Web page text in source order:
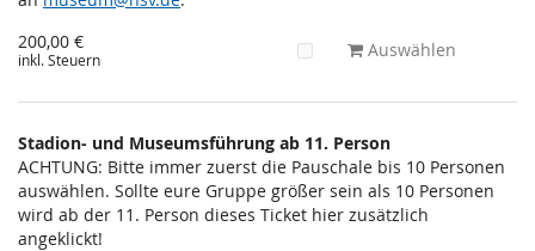
200,00 €
inkl. Steuern Auswählen
Stadion- und Museumsführung ab 11. Person
ACHTUNG: Bitte immer zuerst die Pauschale bis 10 Personen
auswählen. Sollte eure Gruppe größer sein als 10 Personen
wird ab der 11. Person dieses Ticket hier zusätzlich
angeklickt!